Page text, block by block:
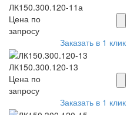
ЛК150.300.120-11а
Цена по
запросу
Заказать в 1 клик
ЛК150.300.120-13
Цена по
запросу
Заказать в 1 клик